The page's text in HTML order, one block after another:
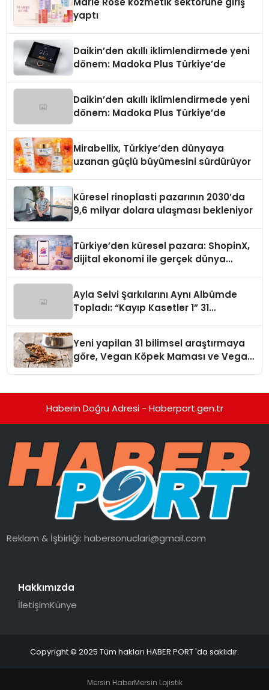
yaptı
Daikin’den akıllı iklimlendirmede yeni
dönem: Madoka Plus Türkiye’de
Daikin’den akıllı iklimlendirmede yeni
dönem: Madoka Plus Türkiye’de
Mirabellix, Türkiye’den dünyaya
uzanan güçlü büyümesini sürdürüyor
Küresel rinoplasti pazarının 2030’da
9,6 milyar dolara ulaşması bekleniyor
Türkiye’den küresel pazara: ShopinX,
dijital ekonomi ile gerçek dünya
Ayla Selvi Şarkılarını Aynı Albümde
Topladı: “Kayıp Kasetler 1” 31
Yeni yapilan 31 bilimsel araştırmaya
göre, Vegan Köpek Maması ve Vegan
Haberin Doğru Adresi - Haberport.gen.tr
Reklam & İşbirliği:habersonuclari@gmail.com
Hakkımızda
İletişimKünye
Copyright © 2025 Tüm hakları HABER PORT 'da saklıdır.
Mersin HaberMersin Lojistik